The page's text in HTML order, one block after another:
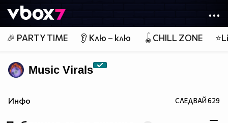
👾
🎉 PARTY TIME 👂 Клю – клю 🪀CHILL ZONE
Music Virals
Инфо СЛЕДВАЙ629